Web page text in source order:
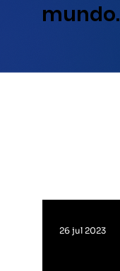
26 jul 2023
mundo.